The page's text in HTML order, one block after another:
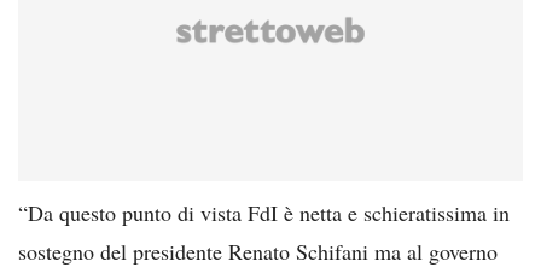
“Da questo punto di vista FdI è netta e schieratissima in
sostegno del presidente Renato Schifani ma al governo